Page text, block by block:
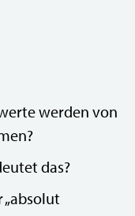
werden von
das?